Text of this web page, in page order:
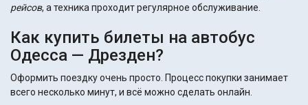
рейсов, а техника проходит регулярное обслуживание.
Как купить билеты на автобус
Одесса — Дрезден?
Оформить поездку очень просто. Процесс покупки занимает
всего несколько минут, и всё можно сделать онлайн.